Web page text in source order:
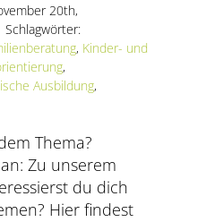
20th,
Schlagwörter:
, Kinder- und
,
Ausbildung,
Thema?
Zu unserem
du dich
Hier findest